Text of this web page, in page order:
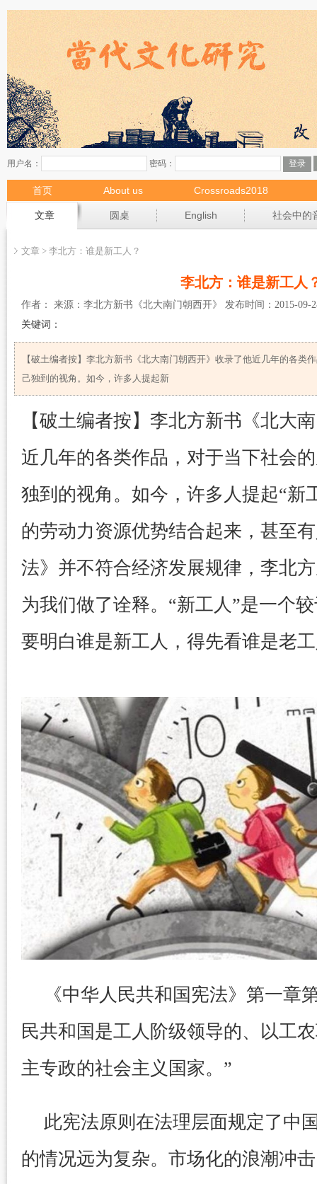
首页 About us
Crossroads2018
现场
文章 圆桌 English 社会中的
文章 > 李北方：谁是新工人？
李北方：谁是新工人
作者： 来源：李北方新书《北大南门朝西开》 发布时间：2015-09-
关键词：
【破土编者按】李北方新书《北大南门朝西开》收录了他近几年的各类
己独到的视角。如今，许多人提起新
【破土编者按】李北方新书《北大
近几年的各类作品，对于当下社会
独到的视角。如今，许多人提起“新
的劳动力资源优势结合起来，甚至
法》并不符合经济发展规律，李北
为我们做了诠释。“新工人”是一个
要明白谁是新工人，得先看谁是老
《中华人民共和国宪法》第一章
民共和国是工人阶级领导的、以工
主专政的社会主义国家。”
此宪法原则在法理层面规定了中
的情况远为复杂。市场化的浪潮冲